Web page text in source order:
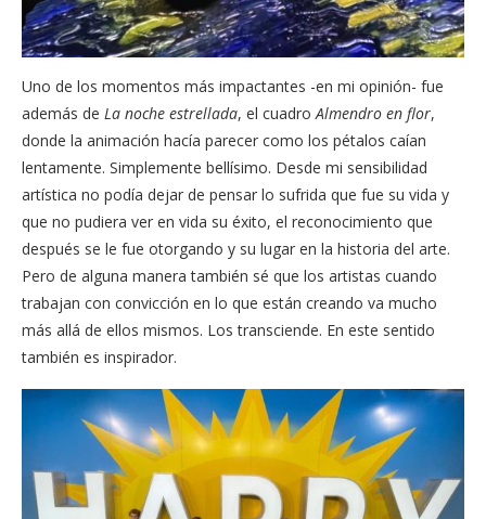
Uno de los momentos más impactantes -en mi opinión- fue
además de La noche estrellada, el cuadroAlmendro en flor,
donde la animación hacía parecer como los pétalos caían
lentamente. Simplemente bellísimo. Desde mi sensibilidad
artística no podía dejar de pensar lo sufrida que fue su vida y
que no pudiera ver en vida su éxito, el reconocimiento que
después se le fue otorgando y su lugar en la historia del arte.
Pero de alguna manera también sé que los artistas cuando
trabajan con convicción en lo que están creando va mucho
más allá de ellos mismos. Los transciende. En este sentido
también es inspirador.